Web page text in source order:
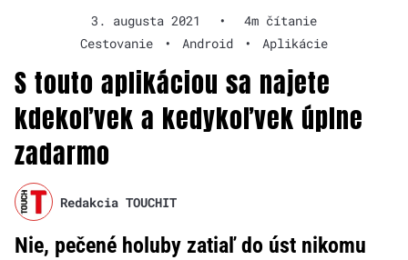
3. augusta 2021 •
4m čítanie
Cestovanie
• Android • Aplikácie
S touto aplikáciou sa najete
kdekoľvek a kedykoľvek úplne
zadarmo
Redakcia TOUCHIT
Nie, pečené holuby zatiaľ do úst nikomu